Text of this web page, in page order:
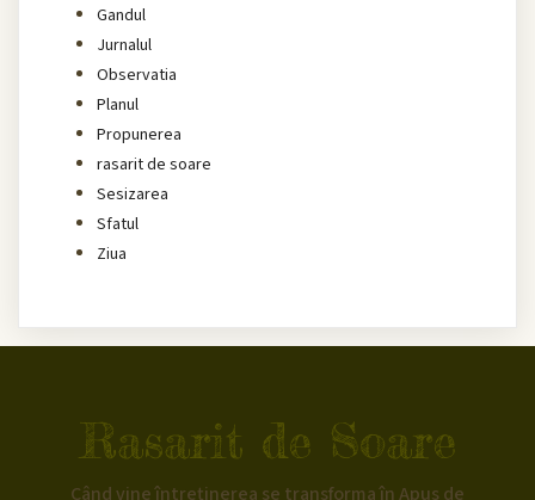
Gandul
Jurnalul
Observatia
Planul
Propunerea
rasarit de soare
Sesizarea
Sfatul
Ziua
Rasarit de Soare
Când vine întreținerea se transforma în Apus de